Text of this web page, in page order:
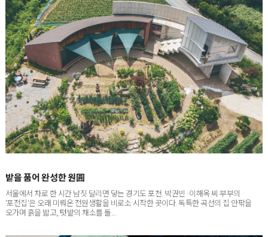
서울에서 차로 한 시간 남짓 달리면 닿는 경기도 포천. 박권빈·이해옥 씨 부부의
'포전집'은 오래 미뤄온 전원생활을 비로소 시작한 곳이다. 독특한 곡선의 집 안팎을
오가며 흙을 밟고, 텃밭의 채소를 돌...